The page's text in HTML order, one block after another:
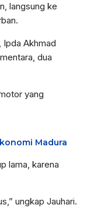
langsung ke
Ipda Akhmad
dua
yang
Madura
lama, karena
ungkap Jauhari.